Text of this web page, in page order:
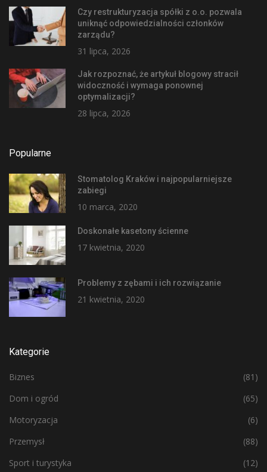
Czy restrukturyzacja spółki z o.o. pozwala
uniknąć odpowiedzialności członków
zarządu?
31 lipca, 2026
Jak rozpoznać, że artykuł blogowy stracił
widoczność i wymaga ponownej
optymalizacji?
28 lipca, 2026
Popularne
Stomatolog Kraków i najpopularniejsze
zabiegi
10 marca, 2020
Doskonałe kasetony ścienne
17 kwietnia, 2020
Problemy z zębami i ich rozwiązanie
21 kwietnia, 2020
Kategorie
Biznes
(81)
Dom i ogród
(65)
Motoryzacja
(6)
Przemysł
(88)
Sport i turystyka
(12)